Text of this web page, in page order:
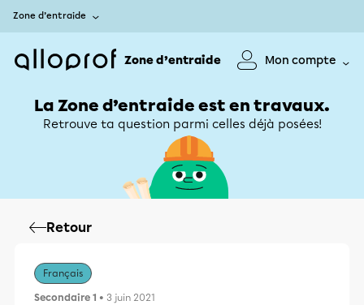
Zone d’entraide
Zone d’entraide Mon compte
La Zone d’entraide est en travaux.
Retrouve ta question parmi celles déjà posées!
Retour
Français
Secondaire 1 • 3 juin 2021